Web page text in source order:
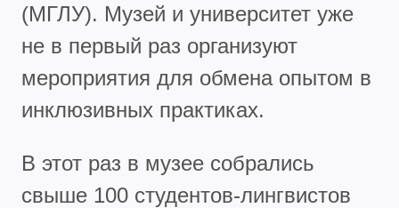
(МГЛУ). Музей и университет уже
не в первый раз организуют
мероприятия для обмена опытом в
инклюзивных практиках.
В этот раз в музее собрались
свыше 100 студентов-лингвистов